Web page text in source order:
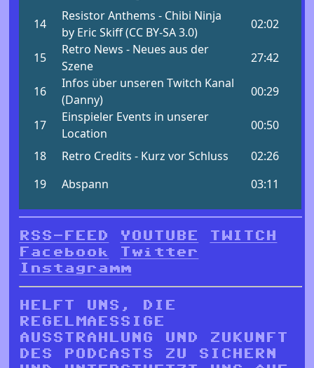
RSS-FEED YOUTUBE
TWITCH
Facebook
Twitter
Instagramm
HELFT UNS, DIE
REGELMAESSIGE
AUSSTRAHLUNG UND ZUKUNFT
DES PODCASTS ZU SICHERN